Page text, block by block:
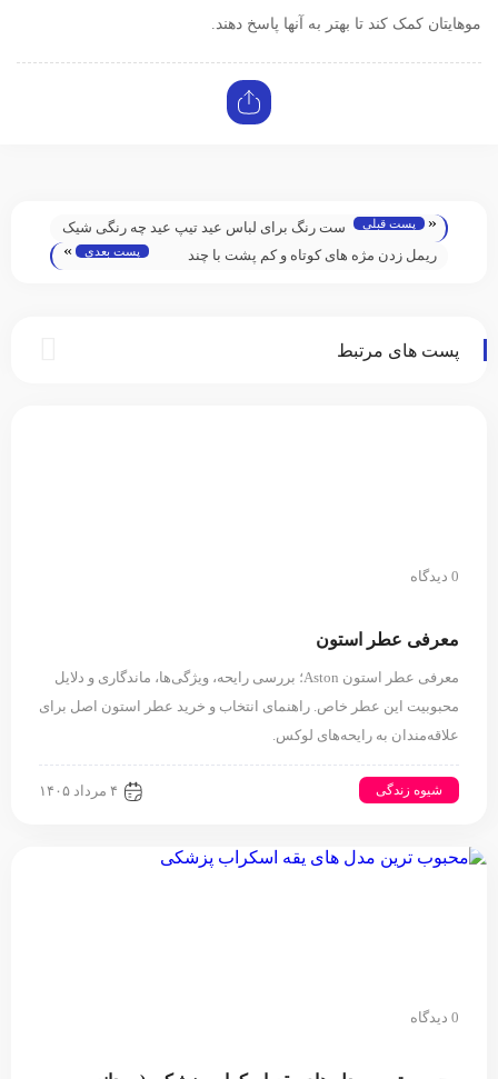
موهایتان کمک کند تا بهتر به آنها پاسخ دهند.
« پست قبلی
ست رنگ برای لباس عید تیپ عید چه رنگی شیک
تره؟
ریمل زدن مژه های کوتاه و کم پشت با چند
پست بعدی »
پست های مرتبط
0 دیدگاه
معرفی عطر استون
معرفی عطر استون Aston؛ بررسی رایحه، ویژگی‌ها، ماندگاری و دلایل
محبوبیت این عطر خاص. راهنمای انتخاب و خرید عطر استون اصل برای
علاقه‌مندان به رایحه‌های لوکس.
شیوه زندگی ۴ مرداد ۱۴۰۵
0 دیدگاه